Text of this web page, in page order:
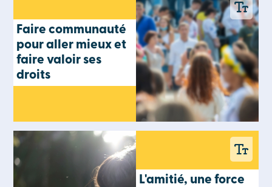
Faire communauté
pour aller mieux et
faire valoir ses
droits
L'amitié, une force